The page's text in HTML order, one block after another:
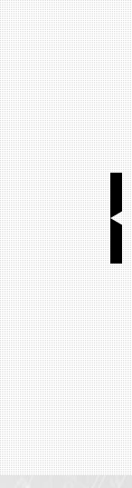
基礎知識 2026/06/23
メラ選び方｜
イント
吹き付ける環
際、「塩害へ
でしょうか。